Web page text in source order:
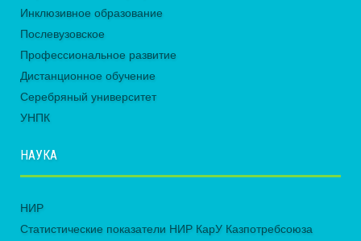
Инклюзивное образование
Послевузовское
Профессиональное развитие
Дистанционное обучение
Серебряный университет
УНПК
НАУКА
НИР
Статистические показатели НИР КарУ Казпотребсоюза